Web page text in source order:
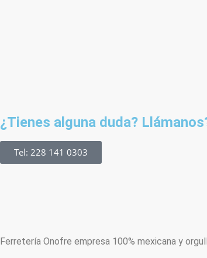
¿Tienes alguna duda?
Tel: 228 141 0303
Ferretería Onofre empresa 100% mexicana y